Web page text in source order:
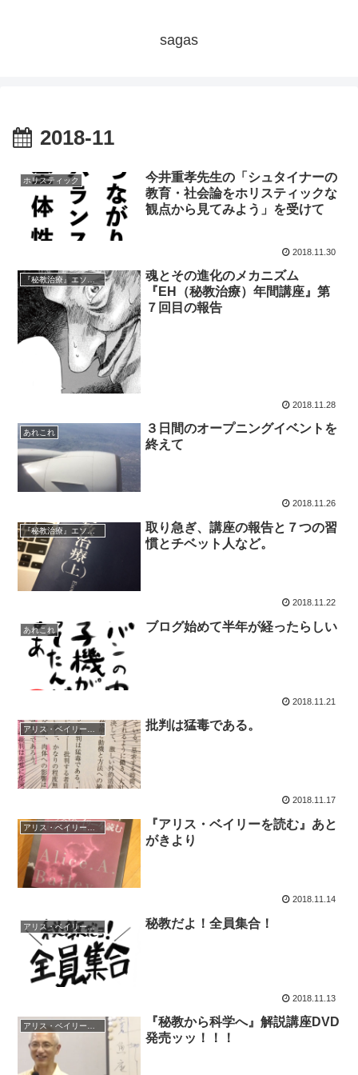
sagas
2018-11
ホリスティック
今井重孝先生の「シュタイナーの
教育・社会論をホリスティックな
観点から見てみよう」を受けて
2018.11.30
『秘教治療』エソテリック・ヒーリング年間講座の報告
魂とその進化のメカニズム
『EH（秘教治療）年間講座』第
７回目の報告
2018.11.28
あれこれ
３日間のオープニングイベントを
終えて
2018.11.26
『秘教治療』エソテリック・ヒーリング年間講座の報告
取り急ぎ、講座の報告と７つの習
慣とチベット人など。
2018.11.22
あれこれ ブログ始めて半年が経ったらしい
2018.11.21
批判は猛毒である。
2018.11.17
アリス・ベイリー（秘教＆神智学）
『アリス・ベイリーを読む』あと
がきより
2018.11.14
アリス・ベイリー（秘教＆神智学） 秘教だよ！全員集合！
2018.11.13
『秘教から科学へ』解説講座DVD
発売ッッ！！！